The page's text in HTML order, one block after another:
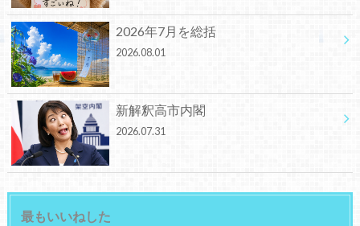
2026年7月を総括
2026.08.01
新解釈高市内閣
2026.07.31
最もいいねした